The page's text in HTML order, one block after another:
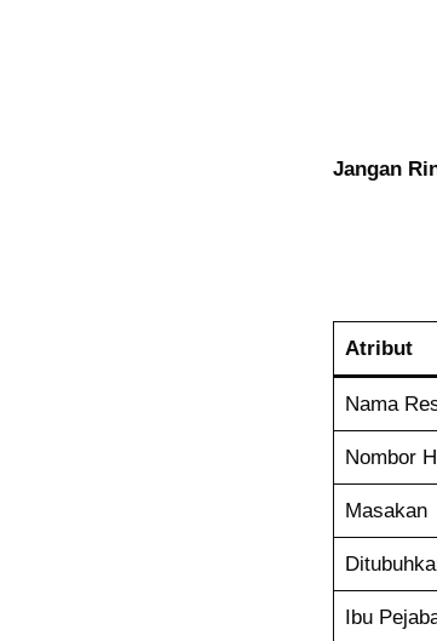
Jangan
Atribut
Nama
Nombor
Masakan
Ibu